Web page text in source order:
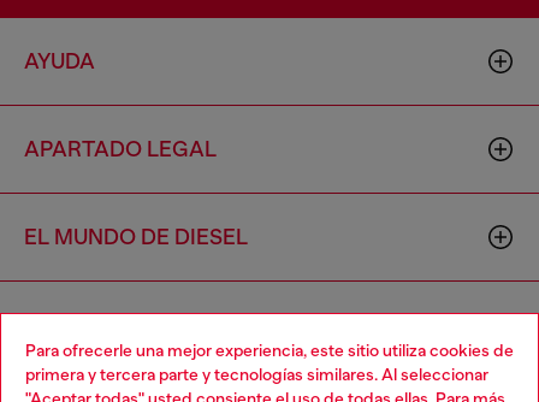
Para ofrecerle una mejor experiencia, este sitio utiliza cookies de
primera y tercera parte y tecnologías similares. Al seleccionar
AYUDA
APARTADO LEGAL
EL MUNDO DE DIESEL